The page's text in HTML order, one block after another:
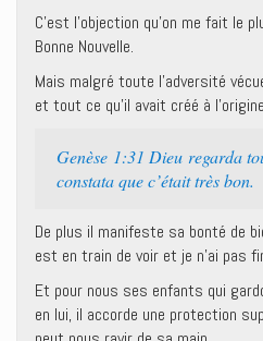
C’est l’objection qu’on me fait le
Bonne Nouvelle.
Mais malgré toute l’adversité
et tout ce qu’il avait créé à
Genèse 1:31 Dieu regarda
constata que c’était très bon.
De plus il manifeste sa bonté de
est en train de voir et je n’ai pas
Et pour nous ses enfants qui
en lui, il accorde une protection